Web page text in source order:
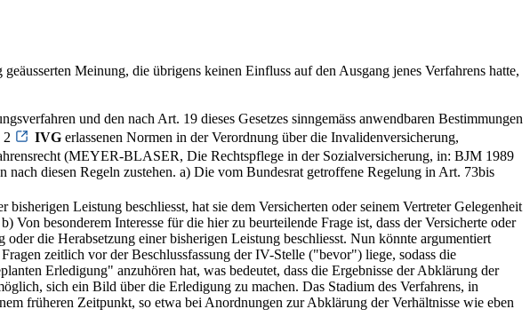
Meinung, die übrigens keinen Einfluss auf den Ausgang jenes Verfahrens hatte,
und den nach Art. 19 dieses Gesetzes sinngemäss anwendbaren Bestimmungen
2 IVG erlassenen Normen in der Verordnung über die Invalidenversicherung,
(MEYER-BLASER, Die Rechtspflege in der Sozialversicherung, in: BJM 1989
diesen Regeln zustehen. a) Die vom Bundesrat getroffene Regelung in Art. 73bis
Leistung beschliesst, hat sie dem Versicherten oder seinem Vertreter Gelegenheit
besonderem Interesse für die hier zu beurteilende Frage ist, dass der Versicherte oder
die Herabsetzung einer bisherigen Leistung beschliesst. Nun könnte argumentiert
zeitlich vor der Beschlussfassung der IV-Stelle ("bevor") liege, sodass die
Erledigung" anzuhören hat, was bedeutet, dass die Ergebnisse der Abklärung der
sich ein Bild über die Erledigung zu machen. Das Stadium des Verfahrens, in
früheren Zeitpunkt, so etwa bei Anordnungen zur Abklärung der Verhältnisse wie eben